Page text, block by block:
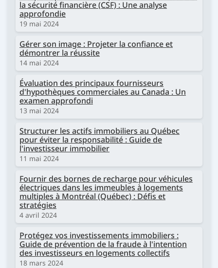
la sécurité financière (CSF) : Une analyse
approfondie
19 mai 2024
Gérer son image : Projeter la confiance et
démontrer la réussite
14 mai 2024
Évaluation des principaux fournisseurs
d'hypothèques commerciales au Canada : Un
examen approfondi
13 mai 2024
Structurer les actifs immobiliers au Québec
pour éviter la responsabilité : Guide de
l'investisseur immobilier
11 mai 2024
Fournir des bornes de recharge pour véhicules
électriques dans les immeubles à logements
multiples à Montréal (Québec) : Défis et
stratégies
4 avril 2024
Protégez vos investissements immobiliers :
Guide de prévention de la fraude à l'intention
des investisseurs en logements collectifs
18 mars 2024